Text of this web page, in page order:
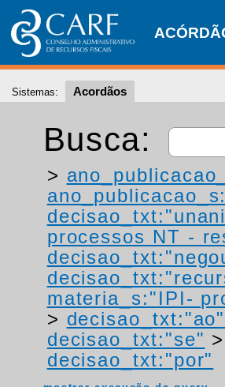
Sistemas: Acordãos
Busca:
>
processos NT -
materia_s:"IPI-
> decisao_txt:"ao"
decisao_txt:"se" >
decisao_txt:"por"